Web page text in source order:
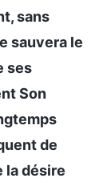
sans
sauvera le
ses
Son
de
la désire